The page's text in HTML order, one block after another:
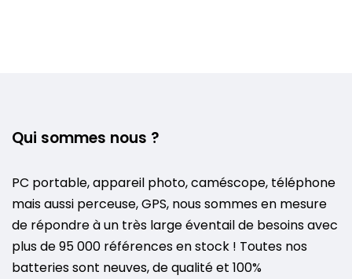
Qui sommes nous ?
PC portable, appareil photo, caméscope, téléphone
mais aussi perceuse, GPS, nous sommes en mesure
de répondre à un très large éventail de besoins avec
plus de 95 000 références en stock ! Toutes nos
batteries sont neuves, de qualité et 100%